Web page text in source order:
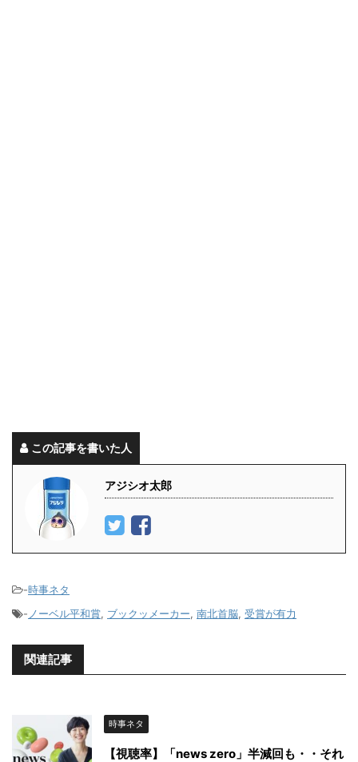
この記事を書いた人
アジシオ太郎
-時事ネタ
- ノーベル平和賞, ブックッメーカー, 南北首脳, 受賞が有力
関連記事
時事ネタ
【視聴率】「news zero」半減回も・・それ